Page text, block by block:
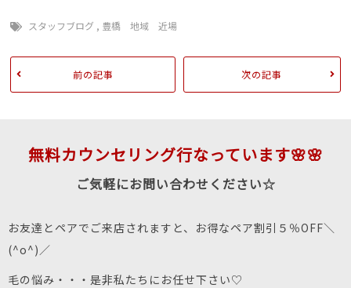
スタッフブログ , 豊橋 地域 近場
前の記事 次の記事
無料カウンセリング行なっています🌸🌸
ご気軽にお問い合わせください☆
お友達とペアでご来店されますと、お得なペア割引５％OFF＼
(^o^)／
毛の悩み・・・是非私たちにお任せ下さい♡